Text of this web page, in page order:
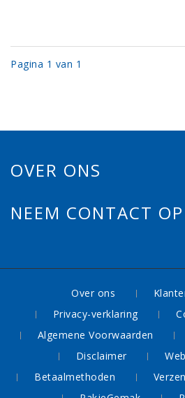
Pagina 1 van 1
OVER ONS
NEEM CONTACT OP
Over ons
Privacy-verklaring
Algemene Voorwaarden
Disclaimer
Betaalmethoden